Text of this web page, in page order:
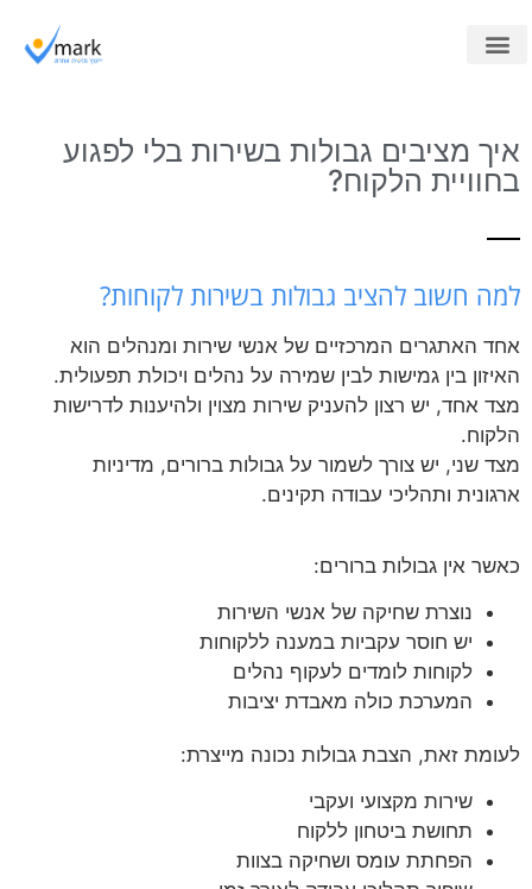
איך מציבים גבולות בשירות בלי לפגוע
בחוויית הלקוח?
למה חשוב להציב גבולות בשירות לקוחות?
אחד האתגרים המרכזיים של אנשי שירות ומנהלים הוא
האיזון בין גמישות לבין שמירה על נהלים ויכולת תפעולית.
מצד אחד, יש רצון להעניק שירות מצוין ולהיענות לדרישות
הלקוח.
מצד שני, יש צורך לשמור על גבולות ברורים, מדיניות
ארגונית ותהליכי עבודה תקינים.
כאשר אין גבולות ברורים:
נוצרת שחיקה של אנשי השירות
יש חוסר עקביות במענה ללקוחות
לקוחות לומדים לעקוף נהלים
המערכת כולה מאבדת יציבות
לעומת זאת, הצבת גבולות נכונה מייצרת:
שירות מקצועי ועקבי
תחושת ביטחון ללקוח
הפחתת עומס ושחיקה בצוות